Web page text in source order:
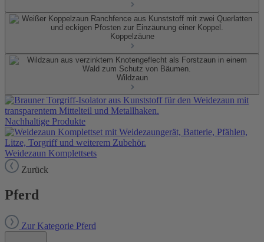
Koppelzäune
Wildzaun
Nachhaltige Produkte
Weidezaun Komplettsets
Zurück
Pferd
Zur Kategorie Pferd